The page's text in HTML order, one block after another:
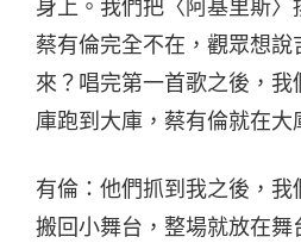
身上。我們把〈阿基里斯
蔡有倫完全不在，觀眾想說
來？唱完第一首歌之後，
庫跑到大庫，蔡有倫就在大
有倫：他們抓到我之後，
搬回小舞台，整場就放在